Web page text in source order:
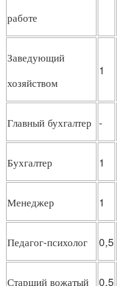
работе
Заведующий
хозяйством
1
Главный бухгалтер -
Бухгалтер 1
Менеджер 1
Педагог-психолог 0,5
Старший вожатый 0,5